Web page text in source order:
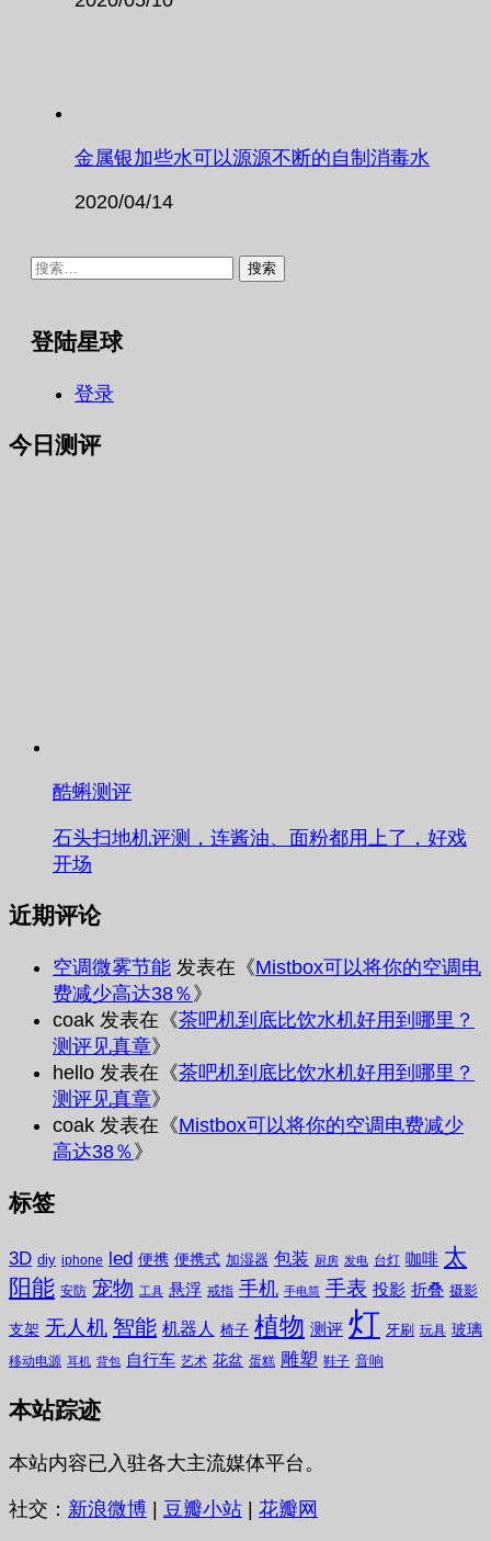
金属银加些水可以源源不断的自制消毒水
2020/04/14
搜
登陆星球
登录
今日测评
酷蝌测评
石头扫地机评测，连酱油、面粉都用上了，好戏
开场
近期评论
空调微雾节能 发表在《Mistbox可以将你的空调电
费减少高达38％ 》
coak 发表在《茶吧机到底比饮水机好用到哪里？
测评见真章》
hello 发表在《茶吧机到底比饮水机好用到哪里？
测评见真章》
coak 发表在《Mistbox可以将你的空调电费减少
高达38％ 》
标签
3D diy iphone led 便携 便携式 加湿器 包装 厨房 发电 台灯 咖啡 太
阳能 安防 宠物 工具 悬浮 戒指 手机 手电筒 手表 投影 折叠 摄影
支架 无人机 智能 机器人 椅子 植物 测评 灯 牙刷 玩具 玻璃
移动电源 耳机 背包 自行车 艺术 花盆 蛋糕 雕塑 鞋子 音响
本站踪迹
本站内容已入驻各大主流媒体平台。
社交： 新浪微博 | 豆瓣小站 | 花瓣网